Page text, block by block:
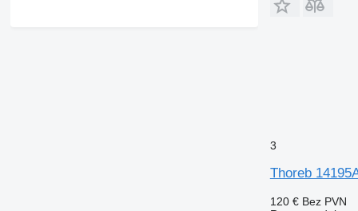
3
Thoreb
120 € Bez PVN